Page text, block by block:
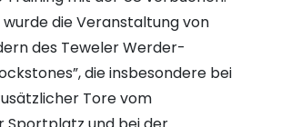
die Veranstaltung von
des Teweler Werder-
die insbesondere bei
Tore vom